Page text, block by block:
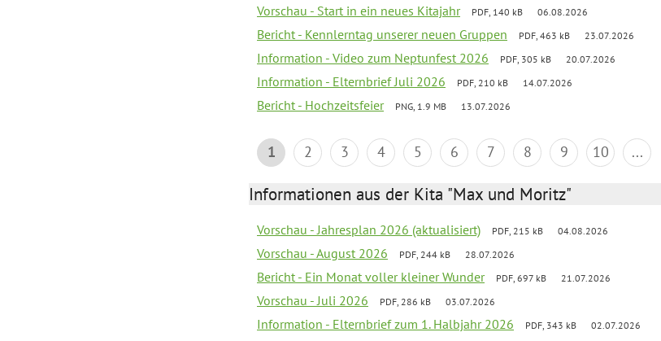
Vorschau - Start in ein neues Kitajahr PDF, 140 kB 06.08.2026
Bericht - Kennlerntag unserer neuen Gruppen PDF, 463 kB 23.07.2026
Information - Video zum Neptunfest 2026 PDF, 305 kB 20.07.2026
Information - Elternbrief Juli 2026 PDF, 210 kB 14.07.2026
Bericht - Hochzeitsfeier PNG, 1.9 MB 13.07.2026
1 2 3 4 5 6 7 8 9 10 ...
Informationen aus der Kita "Max und Moritz"
Vorschau - Jahresplan 2026 (aktualisiert) PDF, 215 kB 04.08.2026
Vorschau - August 2026 PDF, 244 kB 28.07.2026
Bericht - Ein Monat voller kleiner Wunder PDF, 697 kB 21.07.2026
Vorschau - Juli 2026 PDF, 286 kB 03.07.2026
Information - Elternbrief zum 1. Halbjahr 2026 PDF, 343 kB 02.07.2026